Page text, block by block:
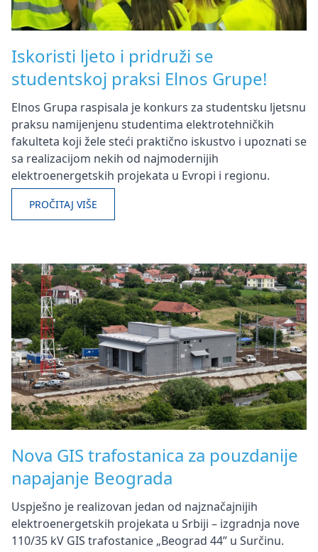
Iskoristi ljeto i pridruži se
studentskoj praksi Elnos Grupe!
Elnos Grupa raspisala je konkurs za studentsku ljetsnu
praksu namijenjenu studentima elektrotehničkih
fakulteta koji žele steći praktično iskustvo i upoznati se
sa realizacijom nekih od najmodernijih
elektroenergetskih projekata u Evropi i regionu.
PROČITAJ VIŠE
Nova GIS trafostanica za pouzdanije
napajanje Beograda
Uspješno je realizovan jedan od najznačajnijih
elektroenergetskih projekata u Srbiji – izgradnja nove
110/35 kV GIS trafostanice „Beograd 44” u Surčinu.